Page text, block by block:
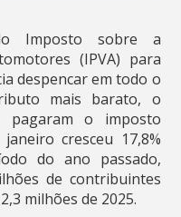
Imposto sobre a
(IPVA) para
despencar em todo o
mais barato, o
pagaram o imposto
cresceu 17,8%
do ano passado,
de contribuintes
milhões de 2025.